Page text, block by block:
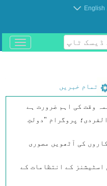
English
ڈیسک ٹاپ
باز
و
تمام خبریں
وقت کی اہم ضرورت ہے
پروگرام "دولتِ
کی آٹھویں مصوری
اسٹیشنز کے انتظامات کے